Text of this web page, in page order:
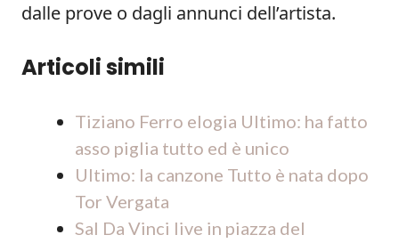
dalle prove o dagli annunci dell’artista.
Articoli simili
Tiziano Ferro elogia Ultimo: ha fatto
asso piglia tutto ed è unico
Ultimo: la canzone Tutto è nata dopo
Tor Vergata
Sal Da Vinci live in piazza del